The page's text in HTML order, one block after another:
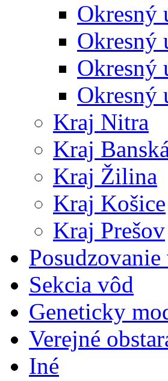
Okresný
Okresný
Okresný
Okresný
Kraj Nitra
Kraj
Kraj Žilina
Kraj Košice
Kraj Prešov
Sekcia vôd
Geneticky
Verejné
Iné